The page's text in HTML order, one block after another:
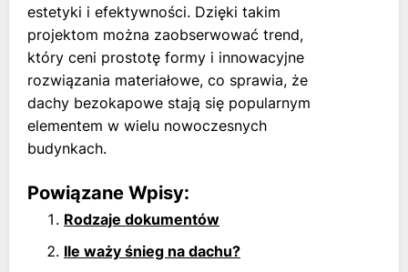
estetyki i efektywności. Dzięki takim
projektom można zaobserwować trend,
który ceni prostotę formy i innowacyjne
rozwiązania materiałowe, co sprawia, że
dachy bezokapowe stają się popularnym
elementem w wielu nowoczesnych
budynkach.
Powiązane Wpisy:
Rodzaje dokumentów
Ile waży śnieg na dachu?